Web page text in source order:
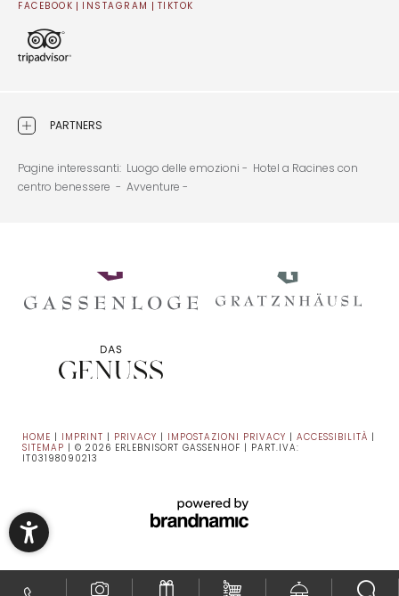
FACEBOOK
INSTAGRAM TIKTOK
PARTNERS
Pagine interessanti: Luogo delle emozioni - Hotel a Racines con
centro benessere - Avventure -
HOME | IMPRINT | PRIVACY | IMPOSTAZIONI PRIVACY | ACCESSIBILITÀ |
SITEMAP | © 2026 ERLEBNISORT GASSENHOF | PART.IVA:
IT03198090213